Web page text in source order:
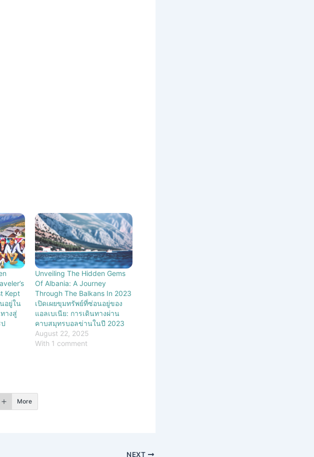
Kept
อยู่ใน
างสู่
Unveiling The Hidden Gems
Of Albania: A Journey
Through The Balkans In 2023
เปิดเผยขุมทรัพย์ที่ซ่อนอยู่ของ
แอลเบเนีย: การเดินทางผ่าน
คาบสมุทรบอลข่านในปี 2023
August 22, 2025
With 1 comment
More
NEXT